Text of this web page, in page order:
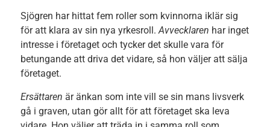
Sjögren har hittat fem roller som kvinnorna iklär sig
för att klara av sin nya yrkesroll.Avvecklaren har inget
intresse i företaget och tycker det skulle vara för
betungande att driva det vidare, så hon väljer att sälja
företaget.
Ersättaren är änkan som inte vill se sin mans livsverk
gå i graven, utan gör allt för att företaget ska leva